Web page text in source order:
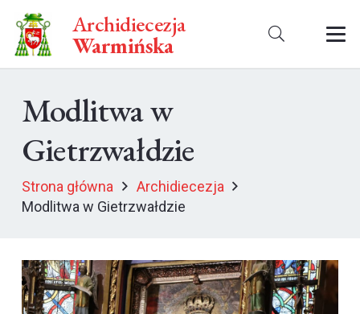
Archidiecezja
Warmińska
Modlitwa w
Gietrzwałdzie
Strona główna
Archidiecezja
Modlitwa w Gietrzwałdzie